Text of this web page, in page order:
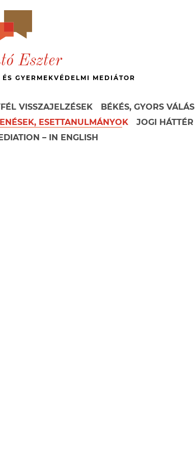
Eszter
GYERMEKVÉDELMI MEDIÁTOR
VISSZAJELZÉSEK
BÉKÉS, GYORS VÁLÁS
ESETTANULMÁNYOK JOGI HÁTTÉR
– IN ENGLISH